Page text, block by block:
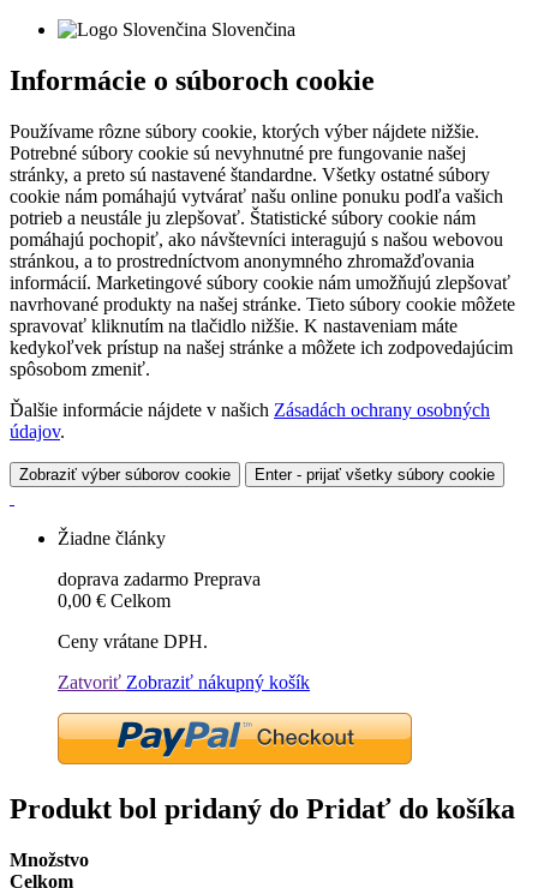
Slovenčina
Informácie o súboroch cookie
Používame rôzne súbory cookie, ktorých výber nájdete nižšie.
Potrebné súbory cookie sú nevyhnutné pre fungovanie našej
stránky, a preto sú nastavené štandardne. Všetky ostatné súbory
cookie nám pomáhajú vytvárať našu online ponuku podľa vašich
potrieb a neustále ju zlepšovať. Štatistické súbory cookie nám
pomáhajú pochopiť, ako návštevníci interagujú s našou webovou
stránkou, a to prostredníctvom anonymného zhromažďovania
informácií. Marketingové súbory cookie nám umožňujú zlepšovať
navrhované produkty na našej stránke. Tieto súbory cookie môžete
spravovať kliknutím na tlačidlo nižšie. K nastaveniam máte
kedykoľvek prístup na našej stránke a môžete ich zodpovedajúcim
spôsobom zmeniť.
Ďalšie informácie nájdete v našich Zásadách ochrany osobných
údajov.
Zobraziť výber súborov cookie Enter - prijať všetky súbory cookie
Žiadne články
doprava zadarmo Preprava
0,00 € Celkom
Ceny vrátane DPH.
Zatvoriť Zobraziť nákupný košík
Produkt bol pridaný do Pridať do košíka
Množstvo
Celkom